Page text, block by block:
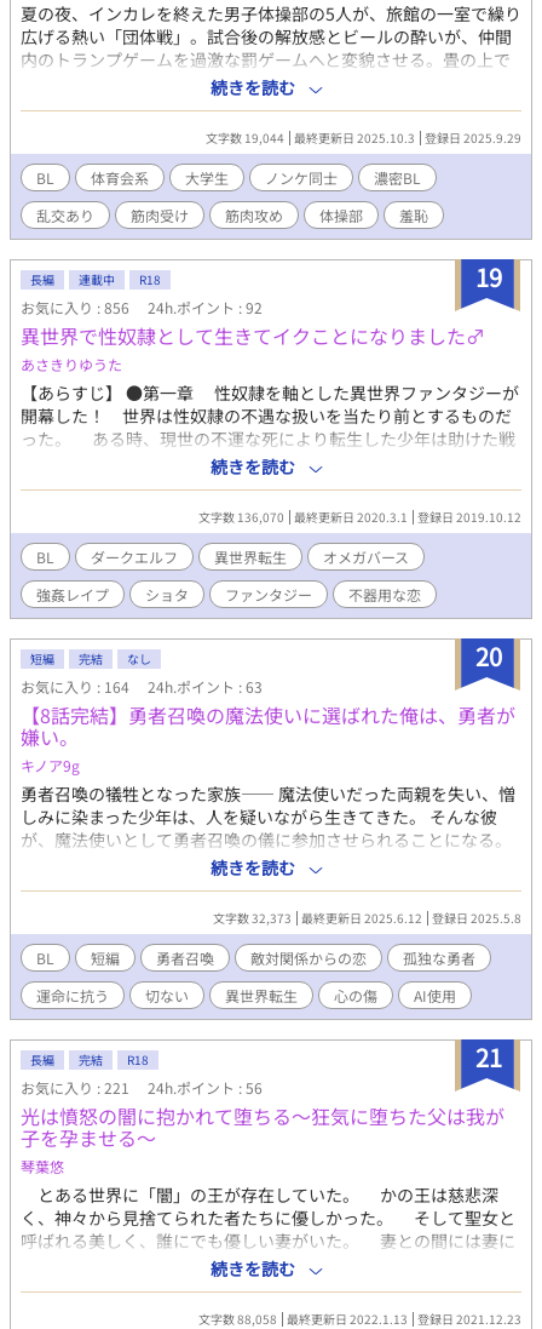
夏の夜、インカレを終えた男子体操部の5人が、旅館の一室で繰り
広げる熱い「団体戦」。試合後の解放感とビールの酔いが、仲間
内のトランプゲームを過激な罰ゲームへと変貌させる。畳の上で
汗とアルコールの匂いが混じり、蛍光灯の薄暗い光の下、男たち
の欲望が暴走する。 4年生2人、3年生1人、2年生2人の5人の筋肉
質な体操部員たちが、ポーカーで勝負。最初は腕立てや一発芸と
いった軽い罰ゲームだったが、ビールの空き缶が増えるにつれ、
賭けは「10秒キス」「乳首舐め」とエスカレート。仲間たちの野
次とスマホでの撮影が、羞恥と興奮を煽る。ついには「最下位が
トップに犯される」という罰ゲームが登場。筋肉質な体が汗で光
り、喘ぎ声と肉のぶつかる音が部屋を満たす。行為は正常位、バ
ック、騎乗位と続き、視線とカメラに晒されながら、ノンケの彼
らが快楽に溺れていく。行為の合間に交わされる軽口や、仲間同
士の信頼感が、過激な場面に奇妙な親密さを添える。汗ばんだ
肌、筋肉の収縮、脈打つ陰茎の描写が、読者を物語の熱気の中に
引き込む。男同士の絆と欲望が交錯する中、羞恥に顔を赤らめな
がらも快感に抗えない5人のオスの姿。青春の熱気と背徳感が交錯
する一夜を、仲間たちの汗と喘ぎ声とともに描きあげる。この狂
気の一夜に、どこまで浸れるか？ （過激な描写を含むため、18歳
以上の読者に限定）
続きを読む
文字数 19,044 最終更新日 2025.10.3 登録日 2025.9.29
BL 体育会系 大学生 ノンケ同士
濃密BL
乱交あり
筋肉受け 筋肉攻め 体操部 羞恥
19
長編 連載中 R18
お気に入り : 856 24h.ポイント : 92
異世界で性奴隷として生きてイクことになりました♂
あさきりゆうた
【あらすじ】 ●第一章 性奴隷を軸とした異世界ファンタジーが
開幕した！ 世界は性奴隷の不遇な扱いを当たり前とするものだ
った。 ある時、現世の不運な死により転生した少年は助けた戦
士の性奴隷となってしまった！？ ●第二章 性奴隷を扱う施設、
「性奴隷の家」内で、脱退の意思を示した男が監禁されることに
なった。その友人に課せられた命令は愛と狂気の入り交じった性
的な拷問であった！ ●第三章 義賊とよばれる盗賊は性奴隷の家
から一人の性奴隷候補の子を誘拐した。その子はダークエルフの
男の子だった。その子のあまりにも生意気な態度に、盗賊はハー
ドプレイでお仕置きをすることにした。 ※変態度の非常に高い作
品となっております 【近況報告】 20.02.21 なんか待たせてし
まってすいませんでした(土下座！) 第三章は本編を絡めながら、
ショタのダークエルフに変態的なプレイをする作者の欲望を表現
するだけのおはなしです。 20.02.22 「大人しくしていれば可愛い
な」を投稿します。一応シリアスめな展開になります。 20.02.23
「助けた礼は体で支払ってもらうぞ」を投稿します。引き続きシ
リアスな展開。そしてR18を書きたい。 20.02.24 試しに出版申請
しました。まあ昔やって書籍化せんかったから期待はしていませ
んが……。 「欲望に任せたら子作りしてしまった」を投稿しま
す。つい鬼畜にＲ１８を書いてしまった。 あと、各章に名称つけ
ました。 ついでに第一章の没シナリオを７話分のボリュームでの
っけました。このシナリオ大不評でした(汗) ディープ層向けな内
容です。 20.02.25 「束の間の握手だ」を投稿します。本編が進み
ます。 20.02.26 「妊夫さんですがHしたくなっちゃいました」を
投稿します。 久々に第一章のお話書きました。そして妊婦さんな
らぬ妊夫さんとのHな話が書きたかったです。 20.02.27 「世話の
焼けるガキだ」を投稿します。 話書いたのわしですが、酷い設定
持たせてすまんなエルトくん。 20.02.28 「死んだなこりゃあ」を
投稿します。展開上、まだR18を書けないですが、書きてえ。や
らしいことを！ 20.02.29 「性欲のまま暴れて犯るか」を投稿しま
す。Ｒ１８回です。この二人はどうも男よりの性格しているので
ラブシーンの表現苦戦しますね・・・。 20.03.01 「お前と一緒に
歩む」を投稿しました。第三章、良い最終回だった…としたいと
ころですが、もっとR18なお話を書く予定です。 後、第四章あた
りで物語を終結させようかと考えています。 20.03.05 職場がキツ
くて鬱になりました。しばらくは執筆できないかもしれないで
す。またいつか再開できたらなと思っています。
続きを読む
文字数 136,070 最終更新日 2020.3.1 登録日 2019.10.12
BL ダークエルフ 異世界転生
オメガバース
強姦レイプ
ショタ ファンタジー 不器用な恋
20
短編 完結 なし
お気に入り : 164 24h.ポイント : 63
【8話完結】勇者召喚の魔法使いに選ばれた俺は、勇者が
嫌い。
キノア9g
勇者召喚の犠牲となった家族—— 魔法使いだった両親を失い、憎
しみに染まった少年は、人を疑いながら生きてきた。 そんな彼
が、魔法使いとして勇者召喚の儀に参加させられることになる。
召喚の儀——それは、多くの魔法使いの命を消費する狂気の儀
式。 瀕死になりながら迎えた召喚の瞬間、現れたのは——スーツ
姿の日本人だった。 勇者を嫌わなければならない。 それなのに、
彼の孤独に共感し、手を差し伸べてしまう。 許されない関係。揺
れる想い。 憎しみと運命の狭間で、二人は何を選ぶのか——。
「だけど俺は勇者が嫌いだ。嫌いでなければならない。」 運命に
翻弄される勇者と魔法使いの、切ない恋の物語。 全８話。
2025/07/28加筆修正済み。
続きを読む
文字数 32,373 最終更新日 2025.6.12 登録日 2025.5.8
BL 短編 勇者召喚 敵対関係からの恋
孤独な勇者
運命に抗う
切ない 異世界転生 心の傷 AI使用
21
長編 完結 R18
お気に入り : 221 24h.ポイント : 56
光は憤怒の闇に抱かれて堕ちる～狂気に堕ちた父は我が
子を孕ませる～
琴葉悠
とある世界に「闇」の王が存在していた。 かの王は慈悲深
く、神々から見捨てられた者たちに優しかった。 そして聖女と
呼ばれる美しく、誰にでも優しい妻がいた。 妻との間には妻に
よく似た美しい息子がいた。 けれども「闇」の王の幸せを
「神」は許しはしなかった。 妻を「神」の信徒達が殺したので
ある。 その悲劇から全てが狂い始めた──
続きを読む
文字数 88,058 最終更新日 2022.1.13 登録日 2021.12.23